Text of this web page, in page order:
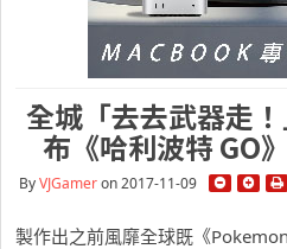
全城「去去武器走
布《哈利波特 GO
ByVJGameron 2017-11-09
製作出之前風靡全球既《